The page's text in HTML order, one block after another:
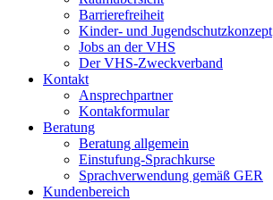
Barrierefreiheit
Kinder- und Jugendschutzkonzept
Jobs an der VHS
Der VHS-Zweckverband
Kontakt
Ansprechpartner
Kontakformular
Beratung
Beratung allgemein
Einstufung-Sprachkurse
Sprachverwendung gemäß GER
Kundenbereich